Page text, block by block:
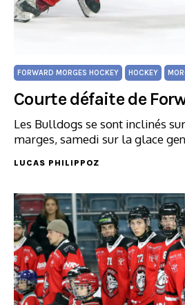
FORWARD MORGES HOCKEY HOCKEY
Courte défaite de
Les Bulldogs se sont inclinés
marges, samedi sur la glace
LUCAS PHILIPPOZ